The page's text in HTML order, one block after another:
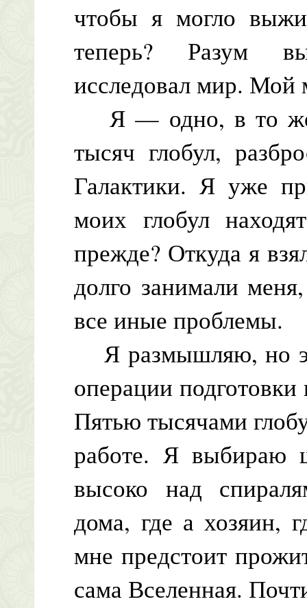
чтобы я могло
теперь? Разум
исследовал мир.
Я — одно, в то же
тысяч глобул,
Галактики. Я уже
моих глобул
прежде? Откуда я
долго занимали
все иные проблемы.
Я размышляю, но
операции
Пятью тысячами
работе. Я выбираю
высоко над
дома, где а хозяин,
мне предстоит
сама Вселенная.